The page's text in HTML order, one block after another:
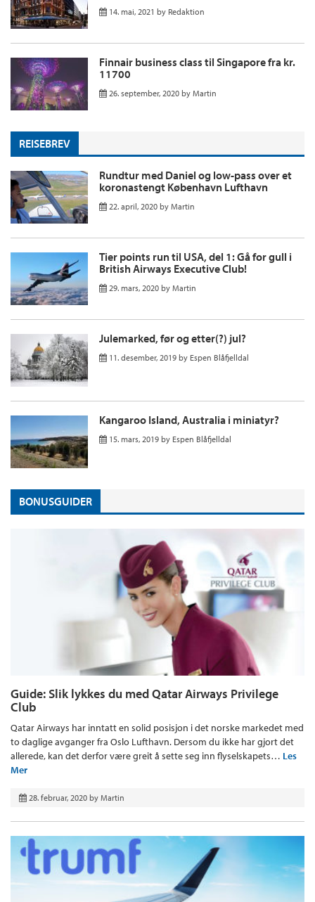
14. mai, 2021 by Redaktion
Finnair business class til Singapore fra kr.
11700
26. september, 2020 by Martin
REISEBREV
Rundtur med Daniel og low-pass over et
koronastengt København Lufthavn
22. april, 2020 by Martin
Tier points run til USA, del 1: Gå for gull i
British Airways Executive Club!
29. mars, 2020 by Martin
Julemarked, før og etter(?) jul?
11. desember, 2019 by Espen Blåfjelldal
Kangaroo Island, Australia i miniatyr?
15. mars, 2019 by Espen Blåfjelldal
BONUSGUIDER
Guide: Slik lykkes du med Qatar Airways Privilege
Club
Qatar Airways har inntatt en solid posisjon i det norske markedet med
to daglige avganger fra Oslo Lufthavn. Dersom du ikke har gjort det
allerede, kan det derfor være greit å sette seg inn flyselskapets… Les
Mer
28. februar, 2020 by Martin